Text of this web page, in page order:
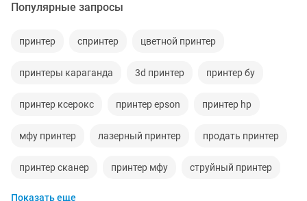
Популярные запросы
принтер спринтер цветной принтер
принтеры караганда 3d принтер принтер бу
принтер ксерокс принтер epson принтер hp
мфу принтер лазерный принтер продать принтер
принтер сканер принтер мфу струйный принтер
Показать еще